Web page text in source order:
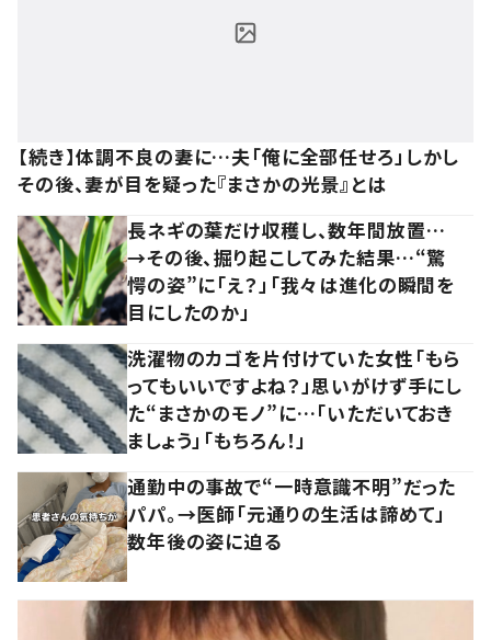
【続き】体調不良の妻に…夫「俺に全部任せろ」しかし
その後、妻が目を疑った『まさかの光景』とは
長ネギの葉だけ収穫し、数年間放置…
→その後、掘り起こしてみた結果…“驚
愕の姿”に「え？」「我々は進化の瞬間を
目にしたのか」
洗濯物のカゴを片付けていた女性「もら
ってもいいですよね？」思いがけず手にし
た“まさかのモノ”に…「いただいておき
ましょう」「もちろん！」
通勤中の事故で“一時意識不明”だった
パパ。→医師「元通りの生活は諦めて」
数年後の姿に迫る